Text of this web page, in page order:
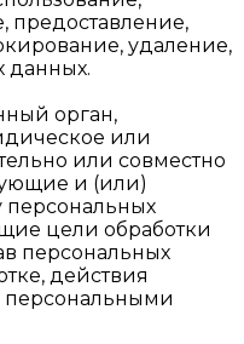
предоставление,
удаление,
данных.
орган,
или
или совместно
и (или)
персональных
цели обработки
персональных
действия